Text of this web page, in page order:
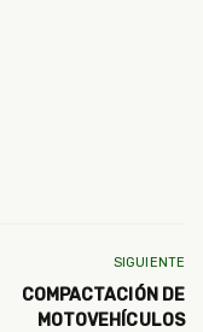
SIGUIENTE
COMPACTACIÓN DE
MOTOVEHÍCULOS